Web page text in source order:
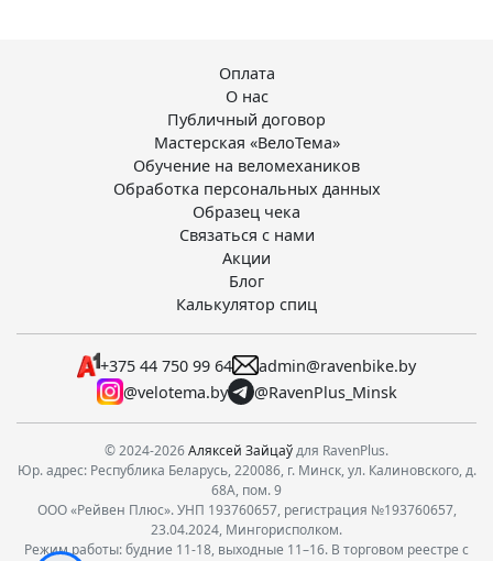
Оплата
О нас
Публичный договор
Мастерская «ВелоТема»
Обучение на веломехаников
Обработка персональных данных
Образец чека
Связаться с нами
Акции
Блог
Калькулятор спиц
+375 44 750 99 64
admin@ravenbike.by
@velotema.by
@RavenPlus_Minsk
© 2024-2026Аляксей Зайцаўдля RavenPlus.
Юр. адрес: Республика Беларусь, 220086, г. Минск, ул. Калиновского, д.
68А, пом. 9
ООО «Рейвен Плюс». УНП 193760657, регистрация №193760657,
23.04.2024, Мингорисполком.
Режим работы: будние 11-18, выходные 11–16. В торговом реестре с